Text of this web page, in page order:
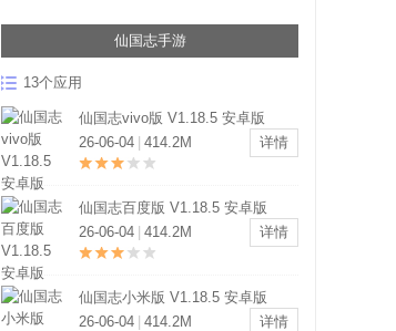
仙国志手游
13个应用
仙国志vivo版 V1.18.5 安卓版
26-06-04 414.2M 详情
仙国志百度版 V1.18.5 安卓版
26-06-04 414.2M 详情
仙国志小米版 V1.18.5 安卓版
26-06-04 414.2M 详情